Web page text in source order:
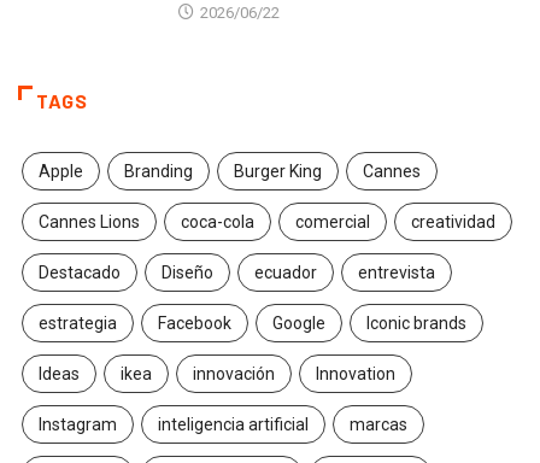
2026/06/22
TAGS
Apple Branding Burger King Cannes
Cannes Lions coca-cola comercial creatividad
Destacado Diseño ecuador entrevista
estrategia Facebook Google Iconic brands
Ideas ikea innovación Innovation
Instagram inteligencia artificial marcas